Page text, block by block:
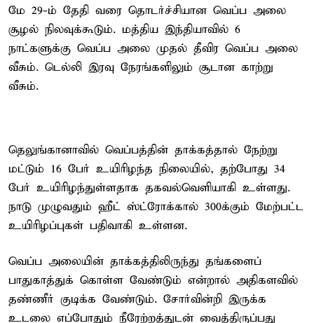
மே 29-ம் தேதி வரை தொடர்ச்சியான வெப்ப அலை
சூழல் நிலவுக்கூடும். மத்திய இந்தியாவில் 6
நாட்களுக்கு வெப்ப அலை முதல் தீவிர வெப்ப அலை
வீசும். டெல்லி இரவு நேரங்களிலும் சூடான காற்று
வீசும்.
தெலுங்கானாவில் வெப்பத்தின் தாக்கத்தால் நேற்று
மட்டும் 16 பேர் உயிரிழந்த நிலையில், தற்போது 34
பேர் உயிரிழந்துள்ளதாக தகவல்வெளியாகி உள்ளது.
நாடு முழுவதும் ஹீட் ஸ்ட்ரோக்கால் 300க்கும் மேற்பட்ட
உயிரிழப்புகள் பதிவாகி உள்ளன.
வெப்ப அலையின் தாக்கத்திலிருந்து தங்களைப்
பாதுகாத்துக் கொள்ள வேண்டும் என்றால் அதிகளவில்
தண்ணீர் குடிக்க வேண்டும். சோர்வின்றி இருக்க
உடலை எப்போதும் நீரேற்றத்துடன் வைத்திருப்பது